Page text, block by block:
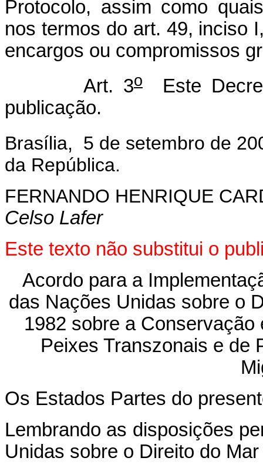
Protocolo, assim como
nos termos do art. 49, inciso
encargos ou compromissos
Art. 3o
Este
publicação.
Brasília, 5 de setembro de
da República.
FERNANDO HENRIQUE
Celso Lafer
Este texto não substitui o
Acordo para a
das Nações Unidas sobre o
1982 sobre a
Peixes Transzonais e de
Os Estados Partes do
Lembrando as disposições
Unidas sobre o Direito do